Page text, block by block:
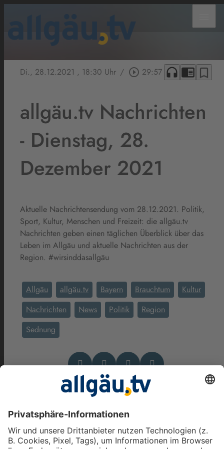
Di., 28.12.2021 , 18:30 Uhr / play_circle_outline 29:57 headphones chrome_reader_mode bookmark_border
allgäu.tv Nachrichten
- Dienstag, 28.
Dezember 2021
Aktuelle Nachrichtensendung vom 28.12.2021. Politik,
Sport, Kultur, Menschen und Freizeit: die allgäu.tv
Nachrichten geben einen täglichen Überblick über das
Leben im Allgäu und aktuelle Nachrichten aus der
Region. #wirsinddasallgäu
Allgäu allgäu.tv Bayern Brauchtum
Kultur
Nachrichten
News Politik
Region
Sednung
Das könnte Dich auch
interessieren